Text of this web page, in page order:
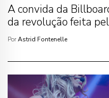
A convida da
da revolução feita
PorAstrid Fontenelle